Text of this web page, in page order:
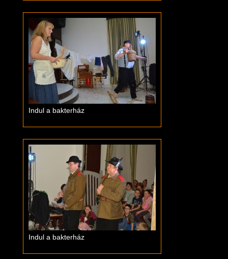
Indul a bakterház
Indul a bakterház